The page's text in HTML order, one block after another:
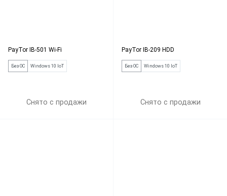
PayTor IB-501 Wi-Fi
Без ОС Windows 10 IoT
Снято с продажи
PayTor IB-209 HDD
Без ОС Windows 10 IoT
Снято с продажи